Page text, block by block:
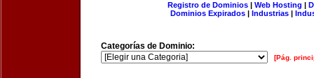
Registro de Dominios| Web Hosting |
Dominios Expirados | Industrias |
Categorías de Dominio:
[Pág.